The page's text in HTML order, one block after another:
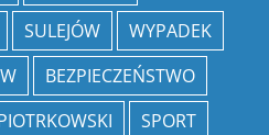
SULEJÓW
WYPADEK
BEZPIECZEŃSTWO
SPORT